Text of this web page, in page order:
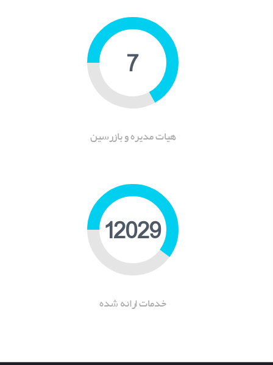
9
هیات مدیره و بازرسین
15828
خدمات ارانه شده